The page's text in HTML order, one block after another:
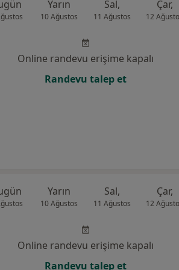
Yarın
10 Ağustos
Sal,
11 Ağustos
Çar,
12
Online randevu erişime kapalı
Randevu talep et
Yarın
10 Ağustos
Sal,
11 Ağustos
Çar,
12
Online randevu erişime kapalı
Randevu talep et